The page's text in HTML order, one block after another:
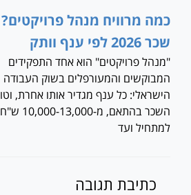
כמה מרוויח מנהל פרויקטים?
שכר 2026 לפי ענף וותק
"מנהל פרויקטים" הוא אחד התפקידים
המבוקשים והמעורפלים בשוק העבודה
הישראלי: כל ענף מגדיר אותו אחרת,
השכר בהתאם, מ-10,000-13,000 ש"ח
למתחיל ועד
כתיבת תגובה